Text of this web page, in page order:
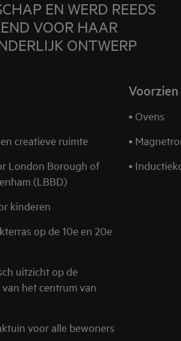
EN WERD REEDS
VOOR HAAR
ONTWERP
creatieve ruimte
London Borough of
(LBBD)
kinderen
op de 10e en 20e
uitzicht op de
het centrum van
voor alle bewoners
• Ovens
•
•